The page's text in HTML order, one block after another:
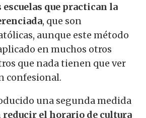
que practican la
, que son
aunque este método
en muchos otros
que nada tienen que ver
confesional.
una segunda medida
reducir el horario de cultura